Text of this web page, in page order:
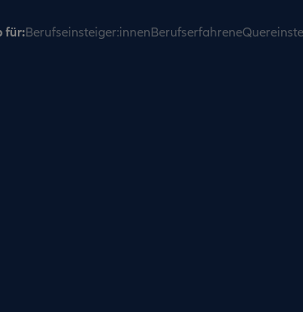
für:Berufseinsteiger:innenBerufserfahrene